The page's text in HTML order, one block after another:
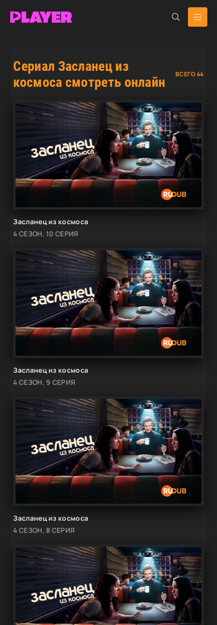
Сериал Засланец из
космоса смотреть онлайн
ВСЕГО 44
Засланец из космоса
4 СЕЗОН, 10 СЕРИЯ
Засланец из космоса
4 СЕЗОН, 9 СЕРИЯ
Засланец из космоса
4 СЕЗОН, 8 СЕРИЯ